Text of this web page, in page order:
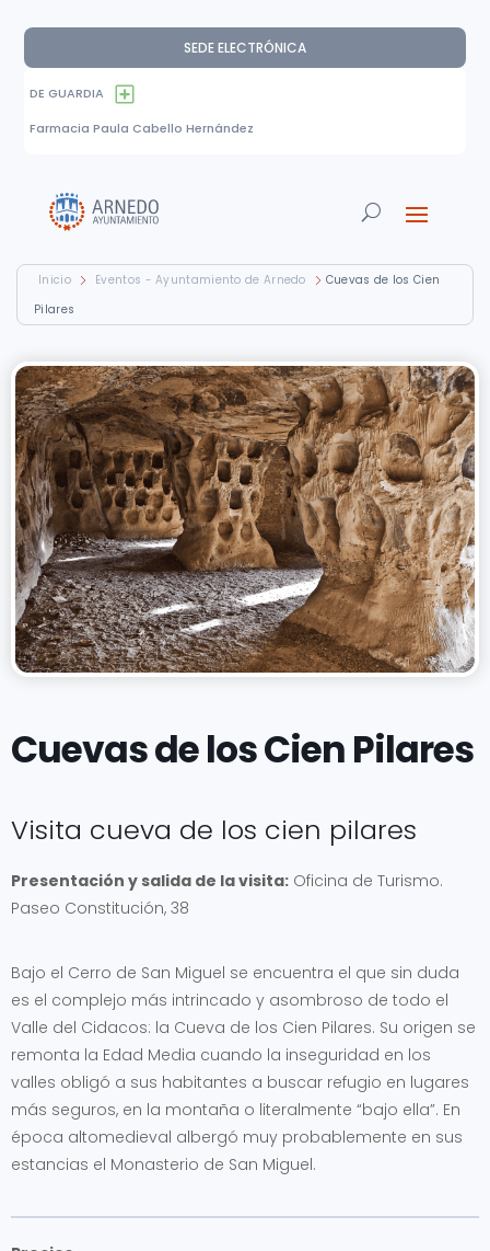
SEDE ELECTRÓNICA
DE GUARDIA
Farmacia Paula Cabello Hernández
Inicio Eventos - Ayuntamiento de Arnedo
Cuevas de los Cien
Pilares
Cuevas de los Cien Pilares
Visita cueva de los cien pilares
Presentación y salida de la visita: Oficina de Turismo.
Paseo Constitución, 38
Bajo el Cerro de San Miguel se encuentra el que sin duda
es el complejo más intrincado y asombroso de todo el
Valle del Cidacos: la Cueva de los Cien Pilares. Su origen se
remonta la Edad Media cuando la inseguridad en los
valles obligó a sus habitantes a buscar refugio en lugares
más seguros, en la montaña o literalmente “bajo ella”. En
época altomedieval albergó muy probablemente en sus
estancias el Monasterio de San Miguel.